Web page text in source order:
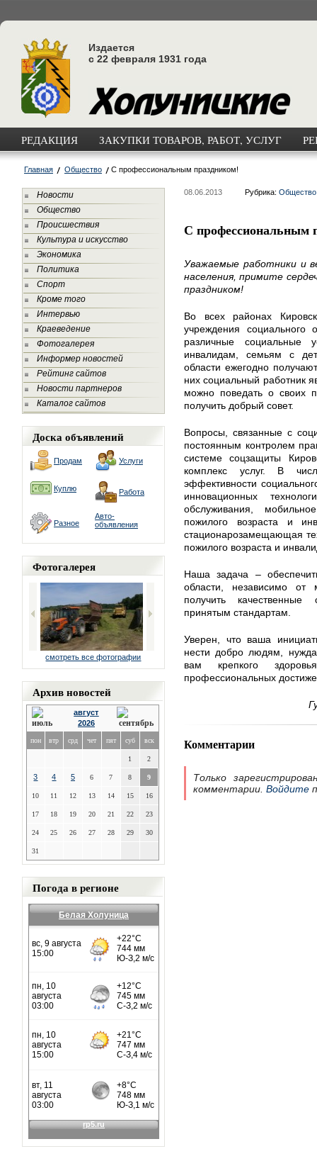
Издается
с 22 февраля 1931 года
РЕДАКЦИЯ ЗАКУПКИ ТОВАРОВ, РАБОТ, УСЛУГ
Главная Общество С профессиональным праздником!
Новости
Общество
Происшествия
Культура и искусство
Экономика
Политика
Спорт
Кроме того
Интервью
Краеведение
Фотогалерея
Информер новостей
Рейтинг сайтов
Новости партнеров
Каталог сайтов
Доска объявлений
Продам Услуги
Куплю Работа
Разное
Авто-
объявления
Фотогалерея
смотреть все фотографии
Архив новостей
август
2026
пон втр срд чет пят суб вск
1 2
3 4 5 6 7 8 9
10 11 12 13 14 15 16
17 18 19 20 21 22 23
24 25 26 27 28 29 30
31
Погода в регионе
Белая Холуница
08.06.2013 Рубрика: Общество
С профессиональным
Уважаемые работники и
населения, примите
праздником!
Во всех районах
учреждения социального
различные социальные
инвалидам, семьям с
области ежегодно
них социальный работник
можно поведать о своих
получить добрый совет.
Вопросы, связанные с
постоянным контролем
системе соцзащиты
комплекс услуг. В
эффективности
инновационных
обслуживания,
пожилого возраста и
стационарозамещающая
пожилого возраста и
Наша задача –
области, независимо от
получить качественные
принятым стандартам.
Уверен, что ваша
нести добро людям,
вам крепкого
профессиональных
Комментарии
Только
комментарии. Войдите